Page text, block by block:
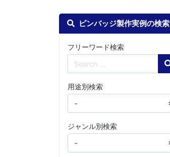
ピンバッジ製作実例の検索
フリーワード検索
Search
用途別検索
ジャンル別検索